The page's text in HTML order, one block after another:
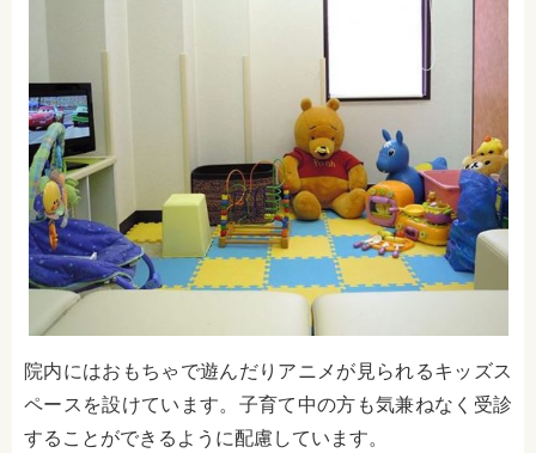
院内にはおもちゃで遊んだりアニメが見られるキッズス
ペースを設けています。子育て中の方も気兼ねなく受診
することができるように配慮しています。